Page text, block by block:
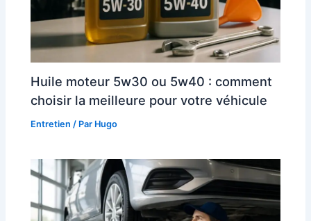
Huile moteur 5w30 ou 5w40 : comment
choisir la meilleure pour votre véhicule
Entretien / Par Hugo